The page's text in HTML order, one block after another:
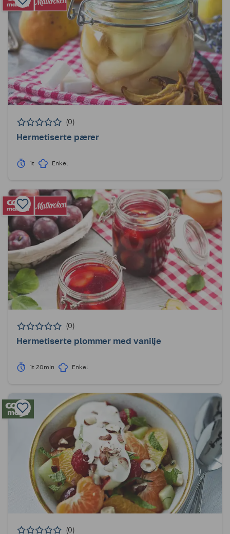
(0)
Hermetiserte pærer
1t Enkel
(0)
Hermetiserte plommer med vanilje
1t 20min Enkel
(0)